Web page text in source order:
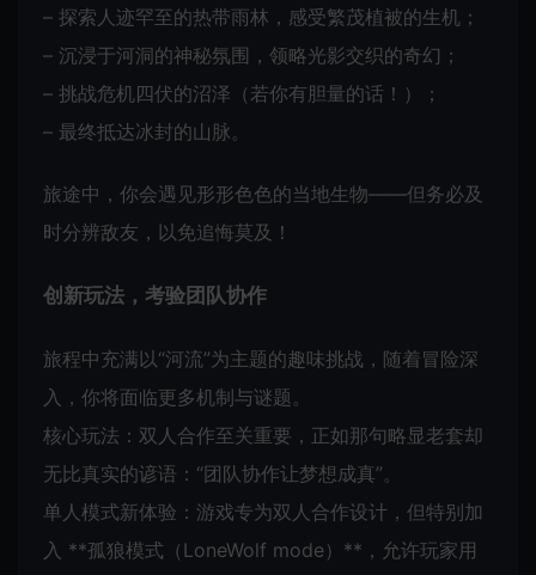
– 探索人迹罕至的热带雨林，感受繁茂植被的生机；
– 沉浸于河洞的神秘氛围，领略光影交织的奇幻；
– 挑战危机四伏的沼泽（若你有胆量的话！）；
– 最终抵达冰封的山脉。
旅途中，你会遇见形形色色的当地生物——但务必及
时分辨敌友，以免追悔莫及！
创新玩法，考验团队协作
旅程中充满以“河流”为主题的趣味挑战，随着冒险深
入，你将面临更多机制与谜题。
核心玩法：双人合作至关重要，正如那句略显老套却
无比真实的谚语：“团队协作让梦想成真”。
单人模式新体验：游戏专为双人合作设计，但特别加
入 **孤狼模式（LoneWolf mode）**，允许玩家用